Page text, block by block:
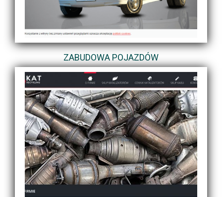
ZABUDOWA POJAZDÓW